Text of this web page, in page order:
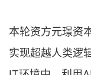
本轮资方元璟资
实现超越人类逻